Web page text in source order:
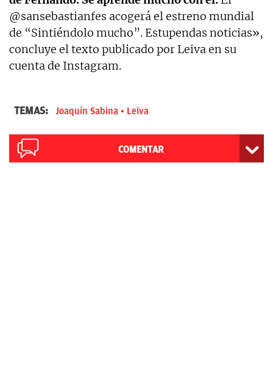
@sansebastianfes acogerá el estreno mundial
de “Sintiéndolo mucho”. Estupendas noticias»,
concluye el texto publicado por Leiva en su
cuenta de Instagram.
TEMAS: Joaquín Sabina Leiva
COMENTAR